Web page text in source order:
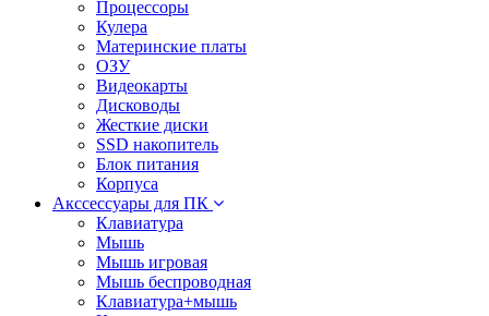
Процессоры
Кулера
Материнские платы
ОЗУ
Видеокарты
Дисководы
Жесткие диски
SSD накопитель
Блок питания
Корпуса
Акссессуары для ПК
Клавиатура
Мышь
Мышь игровая
Мышь беспроводная
Клавиатура+мышь